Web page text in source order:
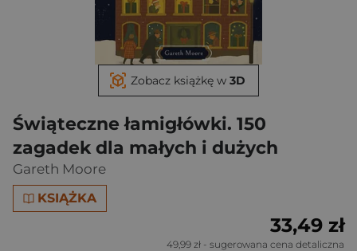
Świąteczne łamigłówki. 150
zagadek dla małych i dużych
Gareth Moore
KSIĄŻKA
Zobacz książkę w 3D
33,49 zł
49,99 zł - sugerowana cena detaliczna